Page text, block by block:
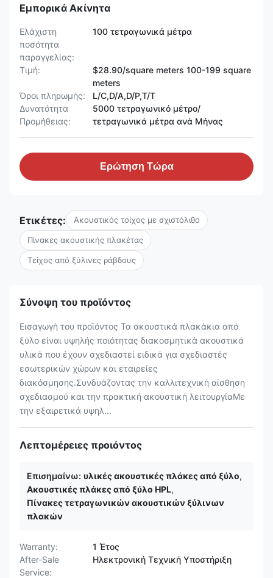
Εμπορικά Ακίνητα
Ελάχιστη
ποσότητα
παραγγελίας:
100 τετραγωνικά μέτρα
Τιμή:
$28.90/square meters 100-199 square
meters
Όροι πληρωμής:
L/C,D/A,D/P,T/T
Δυνατότητα
Προμήθειας:
5000 τετραγωνικό μέτρο/
τετραγωνικά μέτρα ανά Μήνας
Ερώτηση Τώρα
Ετικέτες: Ακουστικός τοίχος με σχιστόλιθο
Πίνακες ακουστικής πλακέτας
Τείχος από ξύλινες ράβδους
Σύνοψη του προϊόντος
Εισαγωγή του προϊόντος Τα ακουστικά πλακάκια από
ξύλο είναι υψηλής ποιότητας διακοσμητικά ακουστικά
υλικά που έχουν σχεδιαστεί ειδικά για σχεδιαστές
εσωτερικών χώρων και εταιρείες
διακόσμησης.Συνδυάζοντας την καλλιτεχνική αίσθηση
σχεδιασμού και την πρακτική ακουστική λειτουργίαΜε
την εξαιρετικά υψηλ...
Λεπτομέρειες προιόντος
Επισημαίνω: υλικές ακουστικές πλάκες από ξύλο,
Ακουστικές πλάκες από ξύλο HPL,
Πίνακες τετραγωνικών ακουστικών ξύλινων
πλακών
Warranty:
1 Έτος
After-Sale
Service:
Ηλεκτρονική Τεχνική Υποστήριξη